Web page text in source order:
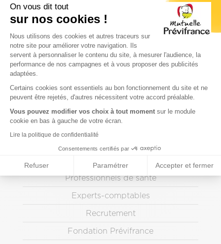
On vous dit tout
sur nos cookies !
Plateforme de Gestion du
Nous utilisons des cookies et autres traceurs sur
notre site pour améliorer votre navigation. Ils
servent à personnaliser le contenu du site, à mesurer l'audience, la
performance de nos campagnes et à vous proposer des publicités
adaptées.
Certains cookies sont essentiels au bon fonctionnement du site et ne
peuvent être rejetés, d'autres nécessitent votre accord préalable.
Vous pouvez modifier vos choix à tout moment sur le module
cookie en bas à gauche de votre écran.
Lire la politique de confidentialité
Consentements certifiés par
Refuser Paramétrer Accepter et fermer
Menu
Pied
de
page
principal
Agences
Le Mag
Espace adhérent
Menu
Pied
Professionnels de santé
Experts-comptables
Recrutement
Fondation Prévifrance